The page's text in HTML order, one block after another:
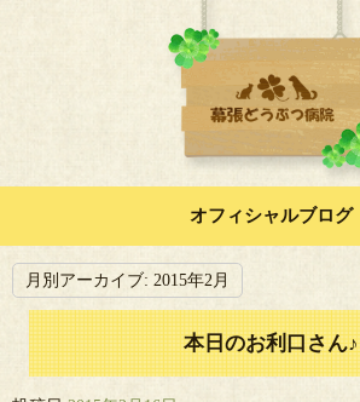
オフィシャルブログ
月別アーカイブ: 2015年2月
本日のお利口さん♪